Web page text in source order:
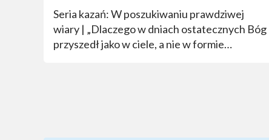
Seria kazań: W poszukiwaniu prawdziwej
wiary | „Dlaczego w dniach ostatecznych Bóg
przyszedł jako w ciele, a nie w formie